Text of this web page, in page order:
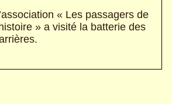
« Les passagers de
» a visité la batterie des